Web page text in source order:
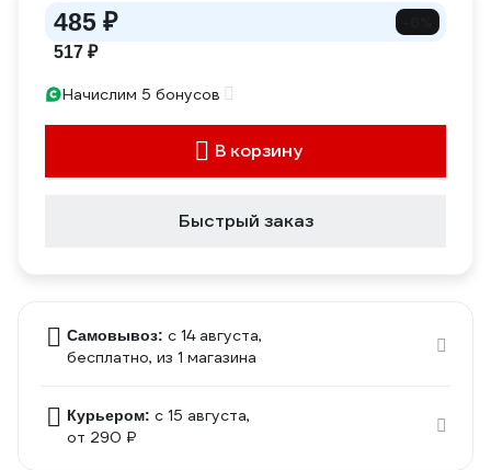
485 ₽
517 ₽
Начислим 5 бонусов
В корзину
Быстрый заказ
Самовывоз: c 14 августа,
бесплатно, из 1 магазина
Курьером: c 15 августа,
от 290 ₽